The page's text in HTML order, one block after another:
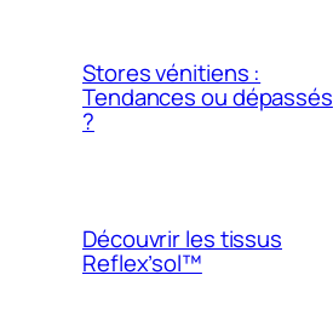
Stores vénitiens :
Tendances ou dépassés
?
Découvrir les tissus
Reflex’sol™